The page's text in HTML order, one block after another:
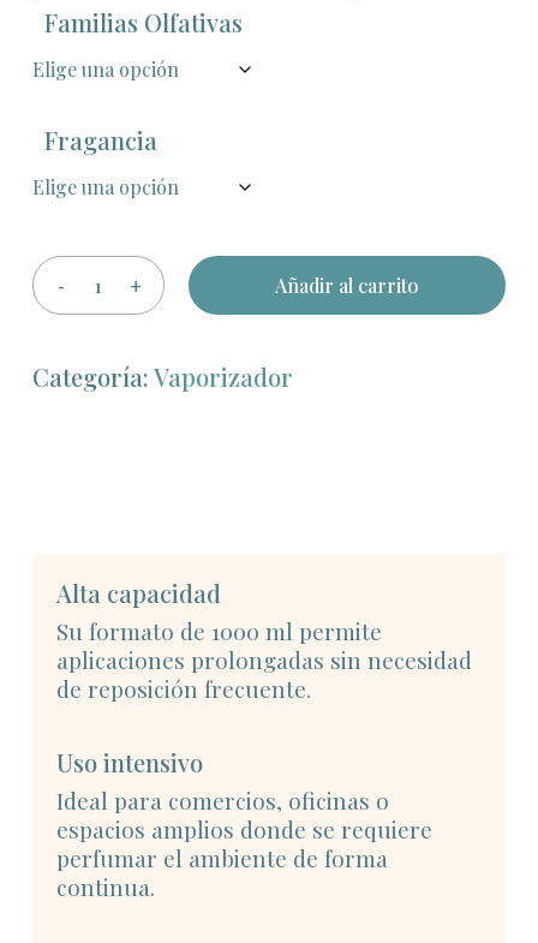
Familias Olfativas
Fragancia
Añadir al carrito
Categoría:Vaporizador
Alta capacidad
Su formato de 1000 ml permite
aplicaciones prolongadas sin necesidad
de reposición frecuente.
Uso intensivo
Ideal para comercios, oficinas o
espacios amplios donde se requiere
perfumar el ambiente de forma
continua.